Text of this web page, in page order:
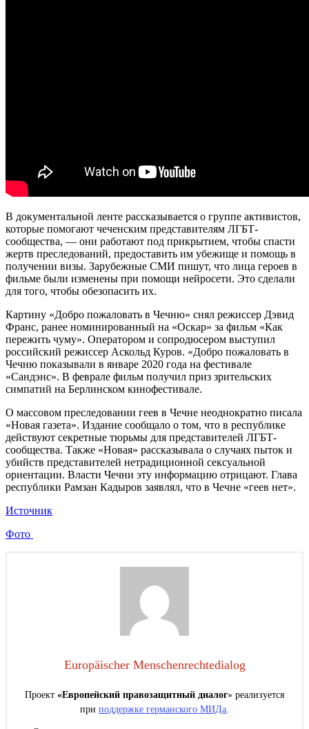
В документальной ленте рассказывается о группе активистов,
которые помогают чеченским представителям ЛГБТ-
сообщества, — они работают под прикрытием, чтобы спасти
жертв преследований, предоставить им убежище и помощь в
получении визы. Зарубежные СМИ пишут, что лица героев в
фильме были изменены при помощи нейросети. Это сделали
для того, чтобы обезопасить их.
Картину «Добро пожаловать в Чечню» снял режиссер Дэвид
Франс, ранее номинированный на «Оскар» за фильм «Как
пережить чуму». Оператором и сопродюсером выступил
российский режиссер Аскольд Куров. «Добро пожаловать в
Чечню показывали в январе 2020 года на фестивале
«Сандэнс». В феврале фильм получил приз зрительских
симпатий на Берлинском кинофестивале.
О массовом преследовании геев в Чечне неоднократно писала
«Новая газета». Издание сообщало о том, что в республике
действуют секретные тюрьмы для представителей ЛГБТ-
сообщества. Также «Новая» рассказывала о случаях пыток и
убийств представителей нетрадиционной сексуальной
ориентации. Власти Чечни эту информацию отрицают. Глава
республики Рамзан Кадыров заявлял, что в Чечне «геев нет».
Источник
Фото
Europäischer Menschenrechtedialog
Проект «Европейский правозащитный диалог» реализуется
при поддержке германского МИДа